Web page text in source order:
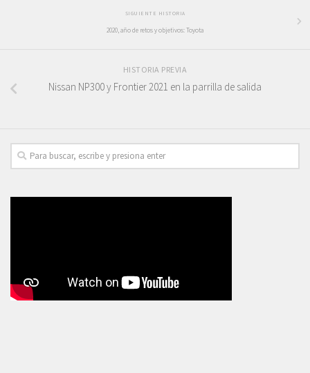
SIGUIENTE HISTORIA
2020, año de retos y objetivos: Toyota
HISTORIA PREVIA
Nissan NP300 y Frontier 2021 en la parrilla de salida